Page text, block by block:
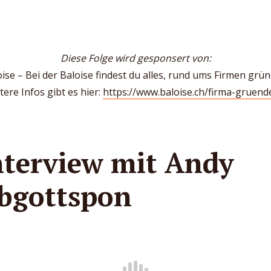
Diese Folge wird gesponsert von:
– Bei der Baloise findest du alles, rund ums Firmen
Infos gibt es hier: https://www.baloise.ch/firma-
mit Andy